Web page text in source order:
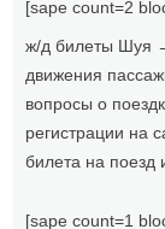
[sape count=2
ж/д билеты Шуя
движения
вопросы о
регистрации на
билета на поезд
[sape count=1